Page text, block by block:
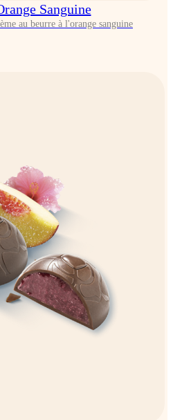
Sanguine
au beurre à l'orange sanguine